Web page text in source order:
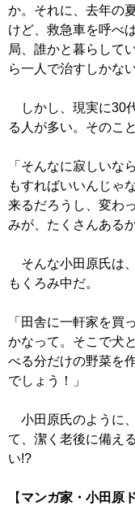
か。それに、去年の
けど、救急車を呼べ
局、誰かと暮らして
ら一人で治すしかな
しかし、現実に30
る人が多い。そのこ
「そんなに寂しいな
もすればいいんじゃ
来るだろうし、変わ
みが、たくさんある
そんな小田原氏は
もくろみ中だ。
「田舎に一軒家を買
かなって。そこで犬
べる分だけの野菜を
でしょう！」
小田原氏のように
て、潔く老後に備え
い!?
【 マンガ家・小田原